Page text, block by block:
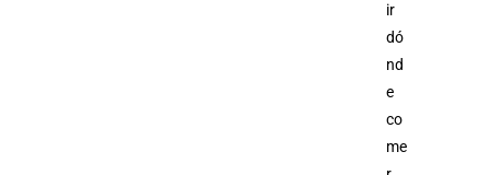
ir
dó
nd
e
co
me